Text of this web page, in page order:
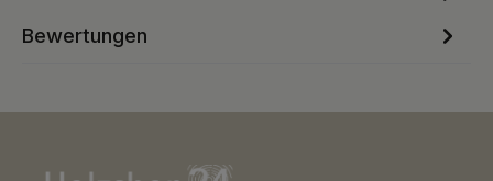
Bewertungen